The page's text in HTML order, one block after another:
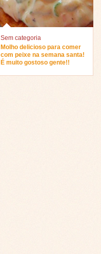
Sem categoria
Molho delicioso para comer
com peixe na semana santa!
É muito gostoso gente!!